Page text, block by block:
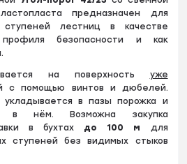
предназначен для
ступеней лестниц в качестве
профиля безопасности и как
на поверхность уже
с помощью винтов и дюбелей.
укладывается в пазы порожка и
в нём. Возможна закупка
в бухтах до 100 м для
ступеней без видимых стыков